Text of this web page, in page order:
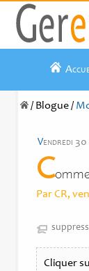
/ Blogue/
vendredi
C
Par CR,
Cliquer